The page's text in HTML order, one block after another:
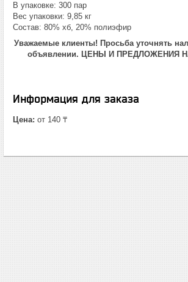
В упаковке: 300 пар
Вес упаковки: 9,85 кг
Состав: 80% хб, 20% полиэфир
Уважаемые клиенты! Просьба уточнять
объявлении. ЦЕНЫ И ПРЕДЛОЖЕНИЯ
Информация для заказа
Цена: от 140 ₸